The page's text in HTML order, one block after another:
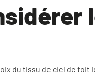
du tissu de ciel de toit